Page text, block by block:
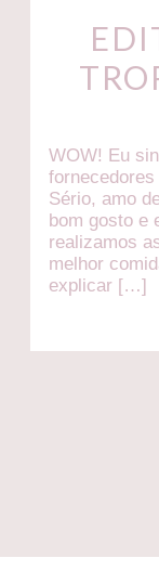
WOW! Eu
Sério, amo
bom gosto e
realizamos
melhor
explicar […]